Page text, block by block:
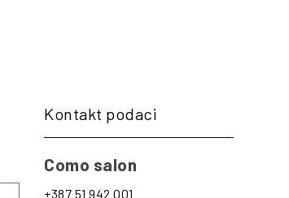
Kontakt podaci
Como salon
+387 51 942 001